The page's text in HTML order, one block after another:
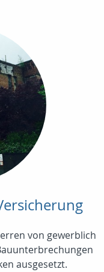
von gewerblich
ausgesetzt.